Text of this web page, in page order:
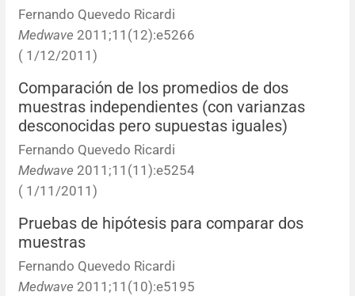
Comentarios
Errata y notas de reserva
Agradecimientos
Impressum
Estudios originales
Revisiones sistemáticas
Protocolos
Evaluaciones económicas
Revisiones clínicas
Artículos de revisión
Notas metodológicas
Comunicaciones breves
Problemas de salud pública
Notas históricas y reseñas
Ensayos
Reporte de caso
Notas técnicas
Práctica clínica
Descripción
Política de cobros
Políticas editoriales
Fernando Quevedo Ricardi
Medwave 2011;11(12):e5266
( 1/12/2011)
Comparación de los promedios de dos
muestras independientes (con varianzas
desconocidas pero supuestas iguales)
Fernando Quevedo Ricardi
Medwave 2011;11(11):e5254
( 1/11/2011)
Pruebas de hipótesis para comparar dos
muestras
Fernando Quevedo Ricardi
Medwave 2011;11(10):e5195